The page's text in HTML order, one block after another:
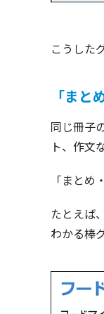
こうした
「まと
同じ冊子
ト、作文
「まと
たとえば
わかる棒